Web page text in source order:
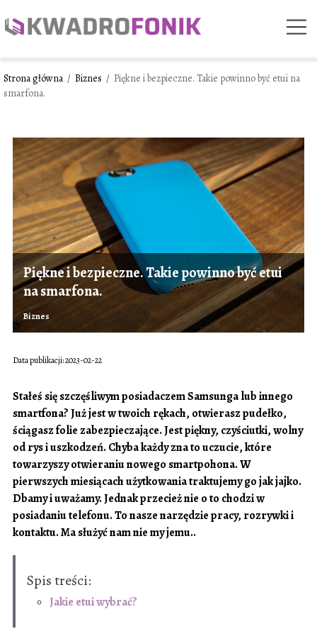
Strona główna / Biznes / Piękne i bezpieczne. Takie powinno być etui na
smarfona.
Piękne i bezpieczne. Takie powinno być etui
na smarfona.
Biznes
Data publikacji: 2023-02-22
Stałeś się szczęśliwym posiadaczem Samsunga lub innego
smartfona? Już jest w twoich rękach, otwierasz pudełko,
ściągasz folie zabezpieczające. Jest piękny, czyściutki, wolny
od rys i uszkodzeń. Chyba każdy zna to uczucie, które
towarzyszy otwieraniu nowego smartpohona. W
pierwszych miesiącach użytkowania traktujemy go jak jajko.
Dbamy i uważamy. Jednak przecież nie o to chodzi w
posiadaniu telefonu. To nasze narzędzie pracy, rozrywki i
kontaktu. Ma służyć nam nie my jemu..
Spis treści:
Jakie etui wybrać?